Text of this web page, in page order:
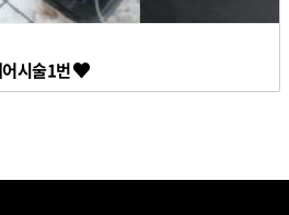
시술1번